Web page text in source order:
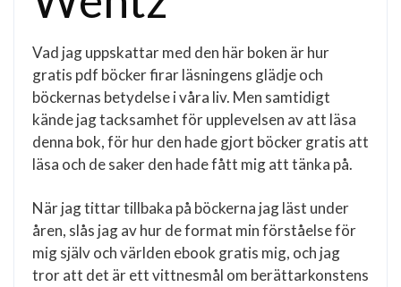
Vad jag uppskattar med den här boken är hur
gratis pdf böcker firar läsningens glädje och
böckernas betydelse i våra liv. Men samtidigt
kände jag tacksamhet för upplevelsen av att läsa
denna bok, för hur den hade gjort böcker gratis att
läsa och de saker den hade fått mig att tänka på.
När jag tittar tillbaka på böckerna jag läst under
åren, slås jag av hur de format min förståelse för
mig själv och världen ebook gratis mig, och jag
tror att det är ett vittnesmål om berättarkonstens